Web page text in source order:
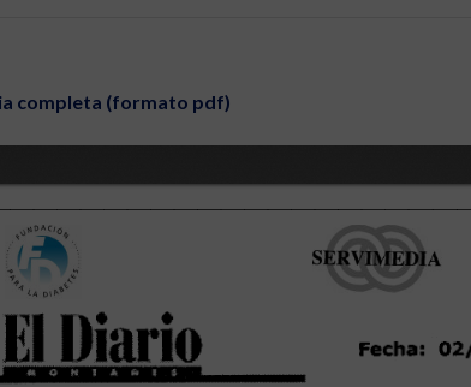
completa (formato pdf)